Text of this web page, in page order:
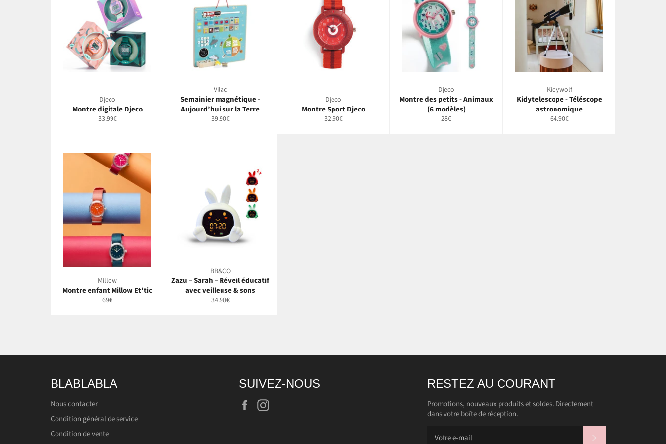
Djeco
Montre digitale Djeco
Prix
33.99€
Vilac
Semainier magnétique -
Aujourd’hui sur la Terre
Prix
39.90€
Djeco
Montre Sport Djeco
Prix
32.90€
Djeco
Montre des petits - Animaux
(6 modèles)
Prix
28€
Kidywolf
Kidytelescope - Téléscope
astronomique
Prix
64.90€
Millow
Montre enfant Millow Et'tic
Prix
69€
BB&CO
Zazu – Sarah – Réveil éducatif
avec veilleuse & sons
Prix
34.90€
BLABLABLA
Nous contacter
Condition général de service
Condition de vente
SUIVEZ-NOUS
Facebook
RESTEZ AU COURANT
Promotions, nouveaux produits et soldes. Directement
dans votre boîte de réception.